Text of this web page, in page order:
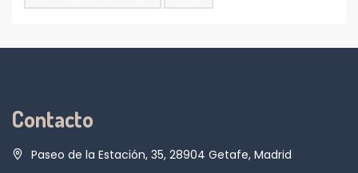
Contacto
Paseo de la Estación, 35, 28904 Getafe, Madrid